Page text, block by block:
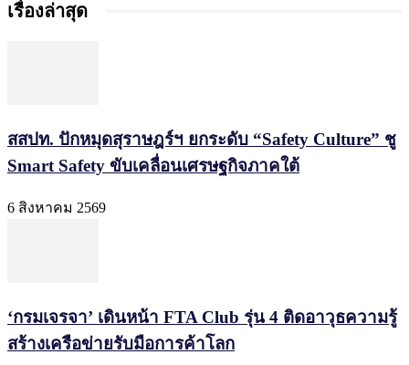
เรื่องล่าสุด
สสปท. ปักหมุดสุราษฎร์ฯ ยกระดับ “Safety Culture” ชู
Smart Safety ขับเคลื่อนเศรษฐกิจภาคใต้
6 สิงหาคม 2569
‘กรมเจรจา’ เดินหน้า FTA Club รุ่น 4 ติดอาวุธความรู้
สร้างเครือข่ายรับมือการค้าโลก